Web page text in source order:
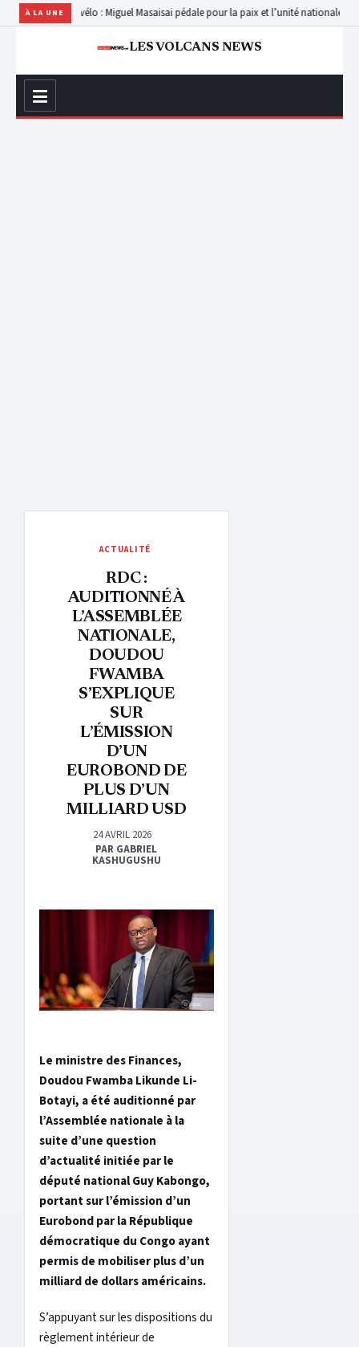
À LA UNE
à vélo : Miguel Masaisai pédale pour la paix et l’unité nationaleMasisi : un
LES VOLCANS NEWS
ACTUALITÉ
RDC :
AUDITIONNÉ À
L’ASSEMBLÉE
NATIONALE,
DOUDOU
FWAMBA
S’EXPLIQUE
SUR
L’ÉMISSION
D’UN
EUROBOND DE
PLUS D’UN
MILLIARD USD
24 AVRIL 2026
PAR GABRIEL
KASHUGUSHU
Le ministre des Finances,
Doudou Fwamba Likunde Li-
Botayi, a été auditionné par
l’Assemblée nationale à la
suite d’une question
d’actualité initiée par le
député national Guy Kabongo,
portant sur l’émission d’un
Eurobond par la République
démocratique du Congo ayant
permis de mobiliser plus d’un
milliard de dollars américains.
S’appuyant sur les dispositions du
règlement intérieur de